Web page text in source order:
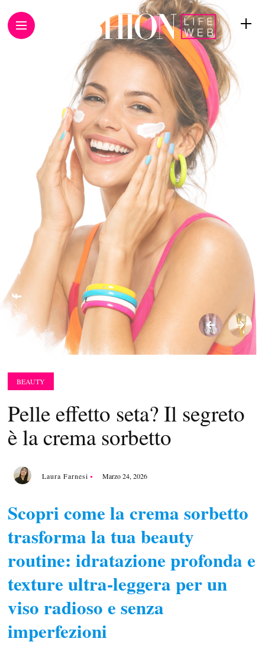
SHARE:
BEAUTY
Pelle effetto seta? Il segreto
è la crema sorbetto
Laura Farnesi Marzo 24, 2026
Scopri come la crema sorbetto
trasforma la tua beauty
routine: idratazione profonda e
texture ultra-leggera per un
viso radioso e senza
imperfezioni